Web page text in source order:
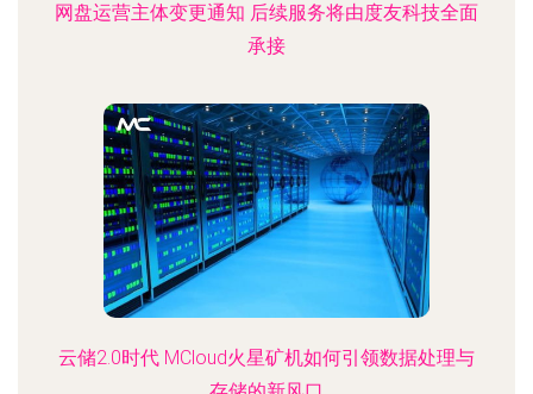
网盘运营主体变更通知 后续服务将由度友科技全面
承接
云储2.0时代 MCloud火星矿机如何引领数据处理与